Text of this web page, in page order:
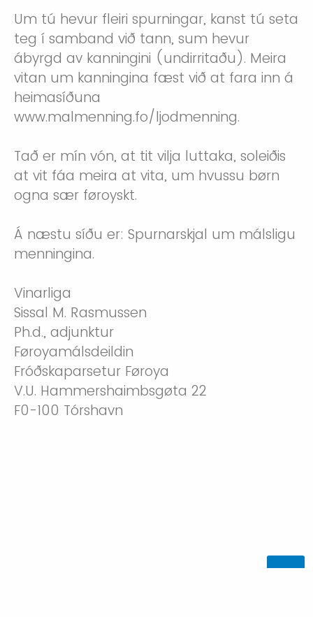
Um tú hevur fleiri spurningar, kanst tú seta
teg í samband við tann, sum hevur
ábyrgd av kanningini (undirritaðu). Meira
vitan um kanningina fæst við at fara inn á
heimasíðuna
www.malmenning.fo/ljodmenning.
Tað er mín vón, at tit vilja luttaka, soleiðis
at vit fáa meira at vita, um hvussu børn
ogna sær føroyskt.
Á næstu síðu er: Spurnarskjal um málsligu
menningina.
Vinarliga
Sissal M. Rasmussen
Ph.d., adjunktur
Føroyamálsdeildin
Fróðskaparsetur Føroya
V.U. Hammershaimbsgøta 22
F0-100 Tórshavn